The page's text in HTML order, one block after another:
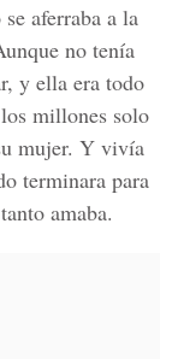
se aferraba a la
no tenía
y ella era todo
millones solo
mujer. Y vivía
terminara para
amaba.